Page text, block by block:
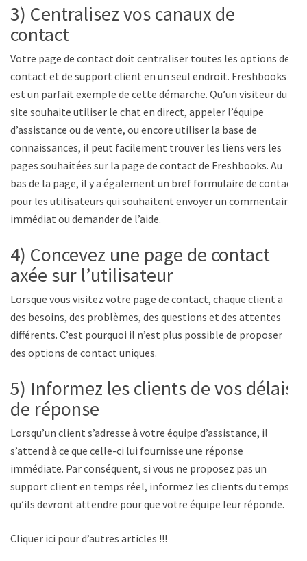
3) Centralisez vos canaux de
contact
Votre page de contact doit centraliser toutes les options de
contact et de support client en un seul endroit. Freshbooks
est un parfait exemple de cette démarche. Qu’un visiteur du
site souhaite utiliser le chat en direct, appeler l’équipe
d’assistance ou de vente, ou encore utiliser la base de
connaissances, il peut facilement trouver les liens vers les
pages souhaitées sur la page de contact de Freshbooks. Au
bas de la page, il y a également un bref formulaire de contact
pour les utilisateurs qui souhaitent envoyer un commentaire
immédiat ou demander de l’aide.
4) Concevez une page de contact
axée sur l’utilisateur
Lorsque vous visitez votre page de contact, chaque client a
des besoins, des problèmes, des questions et des attentes
différents. C’est pourquoi il n’est plus possible de proposer
des options de contact uniques.
5) Informez les clients de vos délais
de réponse
Lorsqu’un client s’adresse à votre équipe d’assistance, il
s’attend à ce que celle-ci lui fournisse une réponse
immédiate. Par conséquent, si vous ne proposez pas un
support client en temps réel, informez les clients du temps
qu’ils devront attendre pour que votre équipe leur réponde.
Cliquer ici pour d’autres articles !!!